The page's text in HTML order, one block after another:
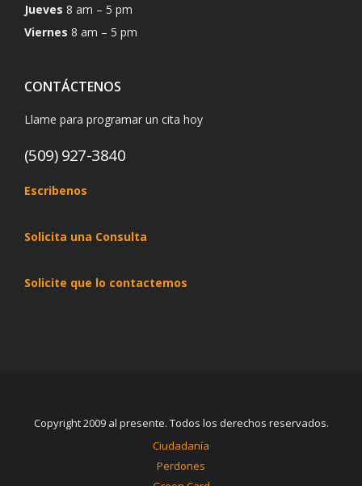
Jueves 8 am – 5 pm
Viernes 8 am – 5 pm
CONTÁCTENOS
Llame para programar un cita hoy
(509) 927-3840
Escribenos
Solicita una Consulta
Solicite que lo contactemos
Copyright 2009 al presente. Todos los derechos reservados.
Ciudadanía
Perdones